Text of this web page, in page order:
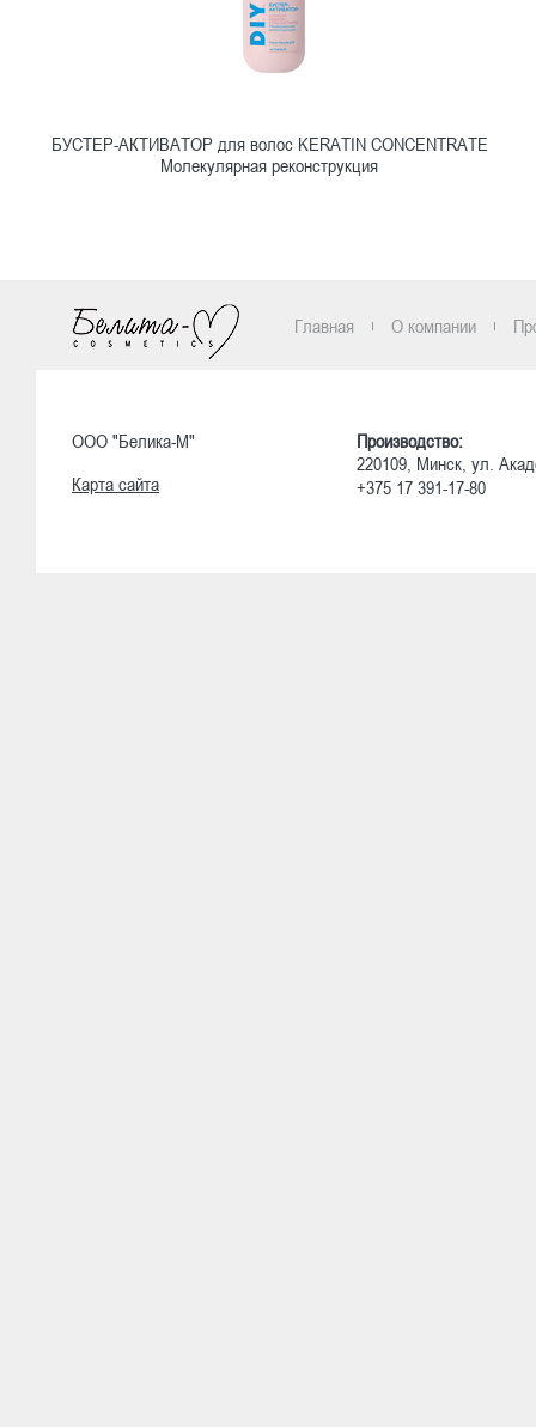
БУСТЕР-АКТИВАТОР для волос KERATIN CONCENTRATE
Молекулярная реконструкция
Главная О компании
ООО "Белика-М"
Карта сайта
Производство:
220109, Минск, ул.
+375 17 391-17-80